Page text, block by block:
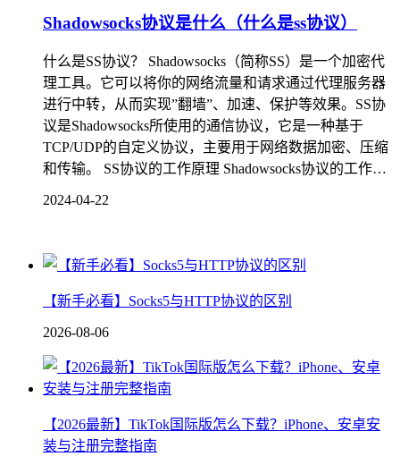
Shadowsocks协议是什么（什么是ss协议）
什么是SS协议？ Shadowsocks（简称SS）是一个加密代
理工具。它可以将你的网络流量和请求通过代理服务器
进行中转，从而实现”翻墙”、加速、保护等效果。SS协
议是Shadowsocks所使用的通信协议，它是一种基于
TCP/UDP的自定义协议，主要用于网络数据加密、压缩
和传输。 SS协议的工作原理 Shadowsocks协议的工作…
2024-04-22
【新手必看】Socks5与HTTP协议的区别
2026-08-06
【2026最新】TikTok国际版怎么下载？iPhone、安卓安
装与注册完整指南